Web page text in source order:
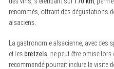
renommés, offrant des dégustations
alsaciens.
La gastronomie alsacienne, avec des
et les bretzels , ne peut être omise
recommandé pourrait inclure la visite